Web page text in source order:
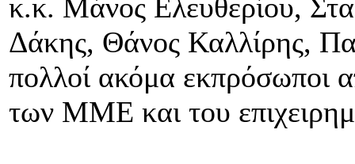
κ.κ. Μάνος Ελευθερίου,
Δάκης, Θάνος Καλλίρης,
πολλοί ακόμα εκπρόσωποι
των ΜΜΕ και του